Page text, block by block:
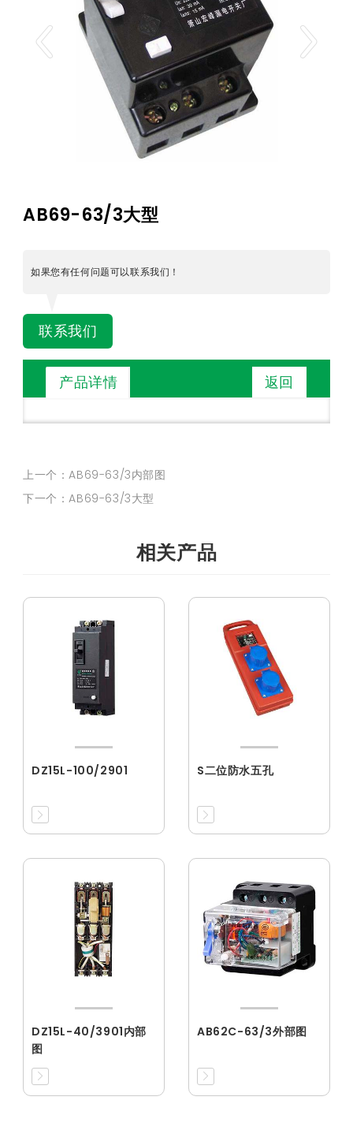
AB69-63/3大型
如果您有任何问题可以联系我们！
联系我们
产品详情 返回
上一个：AB69-63/3内部图
下一个：AB69-63/3大型
相关产品
DZ15L-100/2901 S二位防水五孔
DZ15L-40/3901内部
图
AB62C-63/3外部图